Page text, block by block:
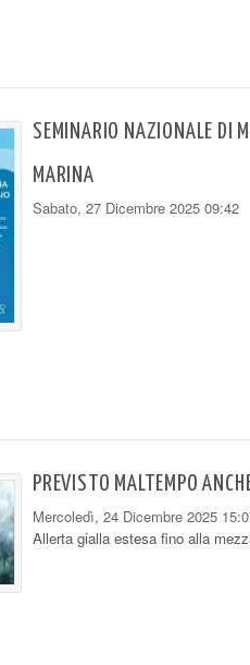
SEMINARIO NAZIONALE DI
MARINA
Sabato, 27 Dicembre 2025 09:42
PREVISTO MALTEMPO
Mercoledì, 24 Dicembre 2025
Allerta gialla estesa fino alla